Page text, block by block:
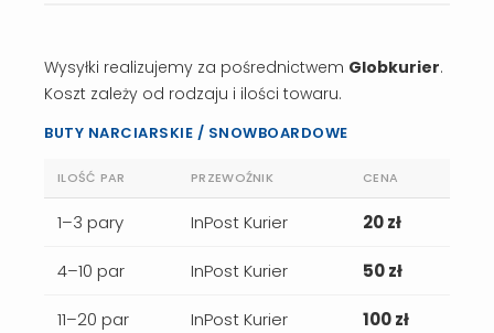
Wysyłki realizujemy za pośrednictwem Globkurier.
Koszt zależy od rodzaju i ilości towaru.
BUTY NARCIARSKIE / SNOWBOARDOWE
ILOŚĆ PAR PRZEWOŹNIK CENA
1–3 pary InPost Kurier 20 zł
4–10 par InPost Kurier 50 zł
11–20 par InPost Kurier 100 zł